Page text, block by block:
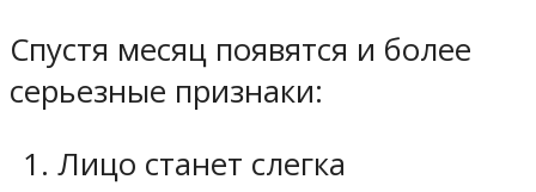
Спустя месяц появятся и более
серьезные признаки:
Лицо станет слегка